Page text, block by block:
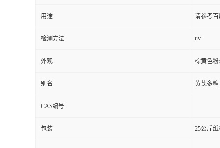
用途 请参考百
检测方法 uv
外观 棕黄色粉
别名 黄芪多糖
CAS编号
包装 25公斤纸